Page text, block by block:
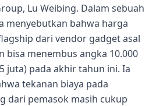
Lu Weibing. Dalam sebuah
menyebutkan bahwa harga
dari vendor gadget asal
bisa menembus angka 10.000
juta) pada akhir tahun ini. Ia
tekanan biaya pada
dari pemasok masih cukup